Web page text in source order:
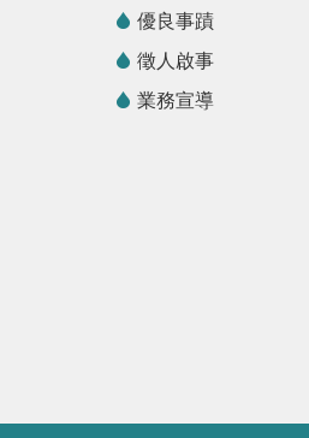
優良事蹟
徵人啟事
業務宣導